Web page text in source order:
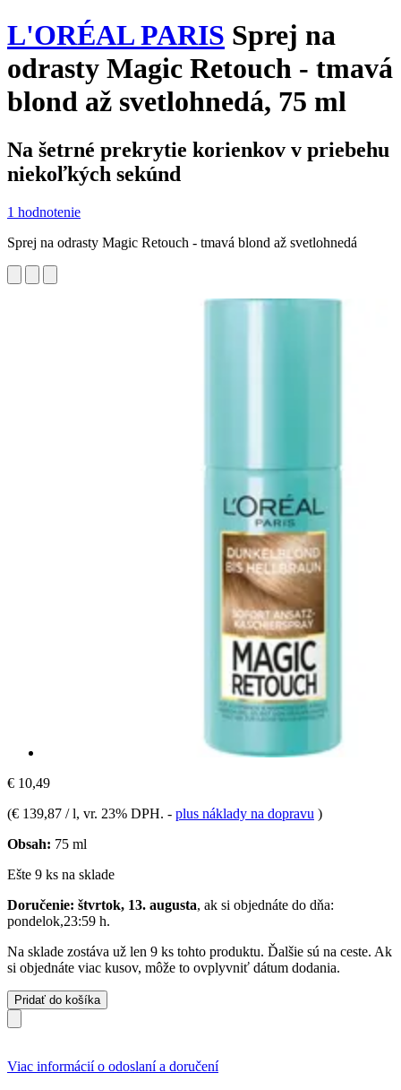
L'ORÉAL PARIS Sprej na
odrasty Magic Retouch - tmavá
blond až svetlohnedá, 75 ml
Na šetrné prekrytie korienkov v priebehu
niekoľkých sekúnd
1 hodnotenie
Sprej na odrasty Magic Retouch - tmavá blond až svetlohnedá
€ 10,49
(€ 139,87 / l, vr. 23% DPH. - plus náklady na dopravu )
Obsah: 75 ml
Ešte 9 ks na sklade
Doručenie: štvrtok, 13. augusta, ak si objednáte do dňa:
pondelok,23:59 h.
Na sklade zostáva už len 9 ks tohto produktu. Ďalšie sú na ceste. Ak
si objednáte viac kusov, môže to ovplyvniť dátum dodania.
Pridať do košíka
Viac informácií o odoslaní a doručení